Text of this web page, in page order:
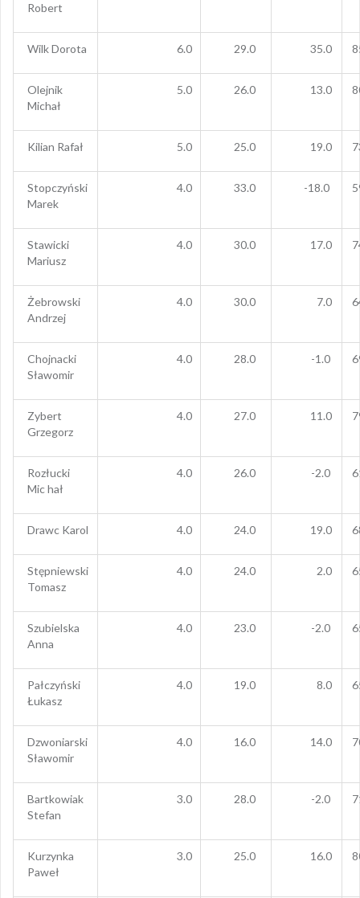
Robert
Wilk Dorota 6.0 29.0 35.0
Olejnik
Michał
5.0 26.0 13.0
Kilian Rafał 5.0 25.0 19.0
Stopczyński
Marek
4.0 33.0 -18.0
Stawicki
Mariusz
4.0 30.0 17.0
Żebrowski
Andrzej
4.0 30.0 7.0
Chojnacki
Sławomir
4.0 28.0 -1.0
Zybert
Grzegorz
4.0 27.0 11.0
Rozłucki
Mic hał
4.0 26.0 -2.0
Drawc Karol 4.0 24.0 19.0
Stępniewski
Tomasz
4.0 24.0 2.0
Szubielska
Anna
4.0 23.0 -2.0
Pałczyński
Łukasz
4.0 19.0 8.0
Dzwoniarski
Sławomir
4.0 16.0 14.0
Bartkowiak
Stefan
3.0 28.0 -2.0
Kurzynka
Paweł
3.0 25.0 16.0